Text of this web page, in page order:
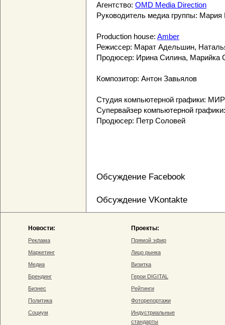
Агентство: OMD Media Direction
Руководитель медиа группы: Мария
Production house: Amber
Режиссер: Марат Адельшин,
Продюсер: Ирина Силина, Марийка
Композитор: Антон Завьялов
Студия компьютерной графики: МИР
Супервайзер компьютерной
Продюсер: Петр Соловей
Обсуждение Facebook
Обсуждение VKontakte
Новости:
Реклама
Маркетинг
Медиа
Брендинг
Бизнес
Политика
Социум
Проекты:
Прямой эфир
Лицо рынка
Визитка
Герои DIGITAL
Рейтинги
Фоторепортажи
Индустриальные
стандарты